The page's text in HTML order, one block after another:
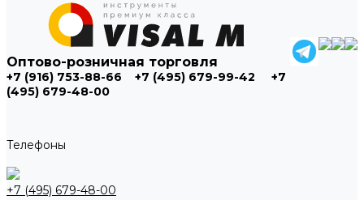
Оптово-розничная торговля
+7 (916) 753-88-66 +7 (495) 679-99-42
+7
(495) 679-48-00
Телефоны
+7 (495) 679-48-00